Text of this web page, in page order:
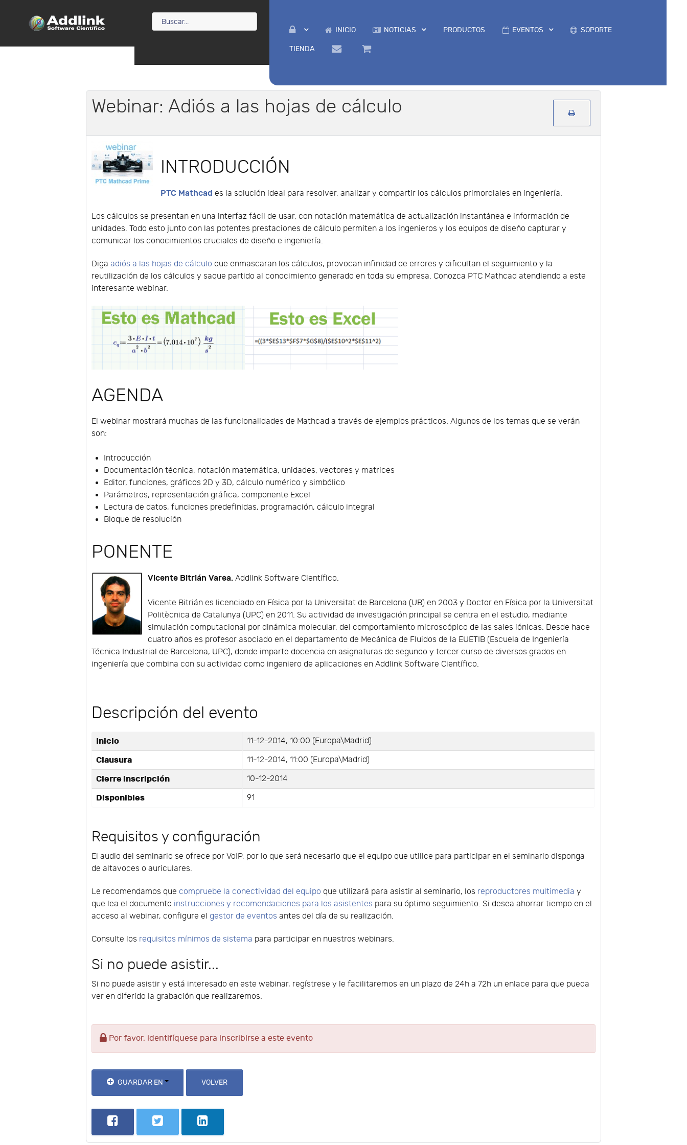
INICIO NOTICIAS PRODUCTOS EVENTOS SOPORTE
TIENDA
Webinar: Adiós a las hojas de cálculo
INTRODUCCIÓN
PTC Mathcad es la solución ideal para resolver, analizar y compartir los cálculos primordiales en ingeniería.
Los cálculos se presentan en una interfaz fácil de usar, con notación matemática de actualización instantánea e información de
unidades. Todo esto junto con las potentes prestaciones de cálculo permiten a los ingenieros y los equipos de diseño capturar y
comunicar los conocimientos cruciales de diseño e ingeniería.
Digaadiós a las hojas de cálculo que enmascaran los cálculos, provocan infinidad de errores y dificultan el seguimiento y la
reutilización de los cálculos y saque partido al conocimiento generado en toda su empresa. Conozca PTC Mathcad atendiendo a este
interesante webinar.
AGENDA
El webinar mostrará muchas de las funcionalidades de Mathcad a través de ejemplos prácticos. Algunos de los temas que se verán
son:
Introducción
Documentación técnica, notación matemática, unidades, vectores y matrices
Editor, funciones, gráficos 2D y 3D, cálculo numérico y simbólico
Parámetros, representación gráfica, componente Excel
Lectura de datos, funciones predefinidas, programación, cálculo integral
Bloque de resolución
PONENTE
Vicente Bitrián Varea. Addlink Software Científico.
Vicente Bitrián es licenciado en Física por la Universitat de Barcelona (UB) en 2003 y Doctor en Física por la Universitat
Politècnica de Catalunya (UPC) en 2011. Su actividad de investigación principal se centra en el estudio, mediante
simulación computacional por dinámica molecular, del comportamiento microscópico de las sales iónicas. Desde hace
cuatro años es profesor asociado en el departamento de Mecánica de Fluidos de la EUETIB (Escuela de Ingeniería
Técnica Industrial de Barcelona, UPC), donde imparte docencia en asignaturas de segundo y tercer curso de diversos grados en
ingeniería que combina con su actividad como ingeniero de aplicaciones en Addlink Software Científico.
Descripción del evento
Inicio 11-12-2014, 10:00 (Europa\Madrid)
Clausura 11-12-2014, 11:00 (Europa\Madrid)
Cierre inscripción 10-12-2014
Disponibles 91
Requisitos y configuración
El audio del seminario se ofrece por VoIP, por lo que será necesario que el equipo que utilice para participar en el seminario disponga
de altavoces o auriculares.
Le recomendamos que compruebe la conectividad del equipo que utilizará para asistir al seminario, los reproductores multimedia y
que lea el documento instrucciones y recomendaciones para los asistentes para su óptimo seguimiento. Si desea ahorrar tiempo en el
acceso al webinar, configure el gestor de eventos antes del día de su realización.
Consulte los requisitos mínimos de sistema para participar en nuestros webinars.
Si no puede asistir...
Si no puede asistir y está interesado en este webinar, regístrese y le facilitaremos en un plazo de 24h a 72h un enlace para que pueda
ver en diferido la grabación que realizaremos.
Por favor, identifíquese para inscribirse a este evento
GUARDAR EN VOLVER